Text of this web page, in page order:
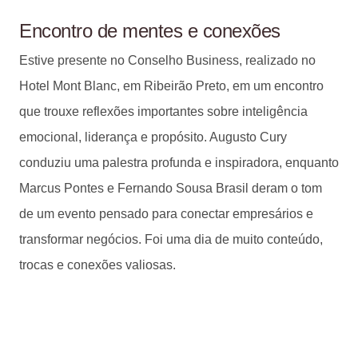
Encontro de mentes e conexões
Estive presente no Conselho Business, realizado no
Hotel Mont Blanc, em Ribeirão Preto, em um encontro
que trouxe reflexões importantes sobre inteligência
emocional, liderança e propósito. Augusto Cury
conduziu uma palestra profunda e inspiradora, enquanto
Marcus Pontes e Fernando Sousa Brasil deram o tom
de um evento pensado para conectar empresários e
transformar negócios. Foi uma dia de muito conteúdo,
trocas e conexões valiosas.